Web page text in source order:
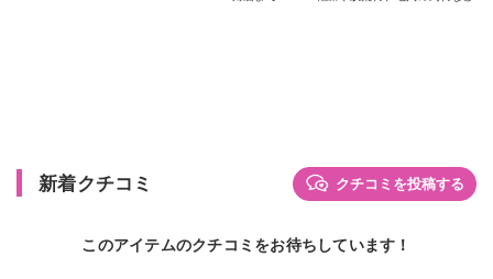
新着クチコミ クチコミを投稿する
このアイテムのクチコミをお待ちしています！